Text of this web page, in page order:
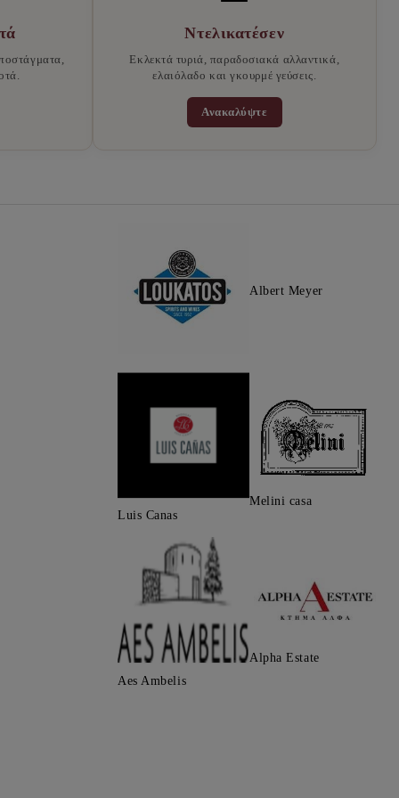
Ντελικατέσεν
Εκλεκτά τυριά, παραδοσιακά αλλαντικά,
ελαιόλαδο και γκουρμέ γεύσεις.
Ανακαλύψτε
Albert Meyer
Luis Canas
Melini casa
Aes Ambelis
Alpha Estate